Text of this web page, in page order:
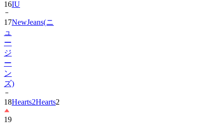
17NewJeans(ニ
ュ
ー
ジ
ー
ン
ズ)
18Hearts2Hearts
19
ス
ト